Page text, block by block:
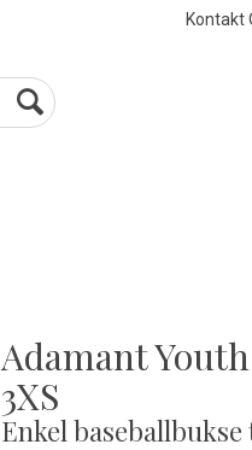
Kontakt
Adamant
3XS
Enkel